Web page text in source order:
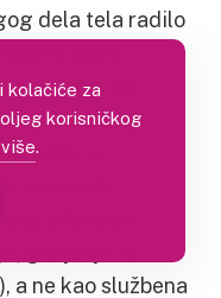
dela tela radilo
polne
niža
je
a
je sasvim
je silovanje
gonjenje se
a ne kao službena
kolačiće za
korisničkog
.